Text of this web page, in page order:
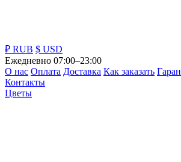
₽ RUB $ USD
Ежедневно 07:00–23:00
О нас Оплата Доставка Как заказать
Контакты
Цветы